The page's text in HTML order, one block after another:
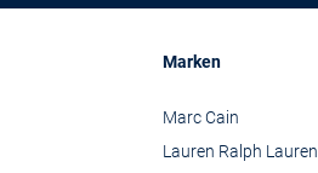
Marken
Marc Cain
Lauren Ralph Lauren